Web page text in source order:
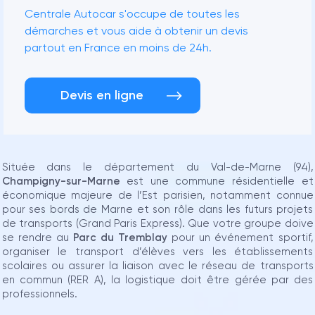
Centrale Autocar s'occupe de toutes les
démarches et vous aide à obtenir un devis
partout en France en moins de 24h.
Devis en ligne
Située dans le département du Val-de-Marne (94),
Champigny-sur-Marne est une commune résidentielle et
économique majeure de l’Est parisien, notamment connue
pour ses bords de Marne et son rôle dans les futurs projets
de transports (Grand Paris Express). Que votre groupe doive
se rendre au Parc du Tremblay pour un événement sportif,
organiser le transport d’élèves vers les établissements
scolaires ou assurer la liaison avec le réseau de transports
en commun (RER A), la logistique doit être gérée par des
professionnels.